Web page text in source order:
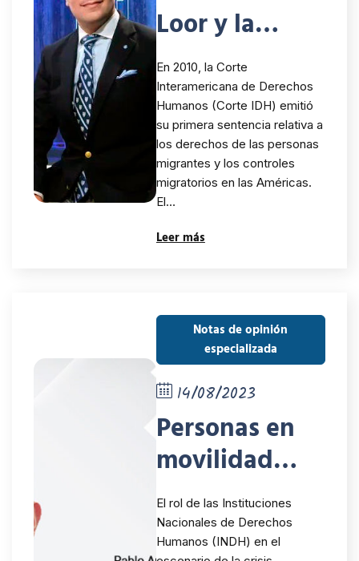
Diverso
Loor y la
actual crisis
de movilidad
humana
En 2010, la Corte
Interamericana de Derechos
Humanos (Corte IDH) emitió
su primera sentencia relativa a
los derechos de las personas
migrantes y los controles
migratorios en las Américas.
El…
Leer más
Notas de opinión
especializada
14/08/2023
Personas en
movilidad
humana y las
Instituciones
El rol de las Instituciones
Nacionales de Derechos
Humanos (INDH) en el